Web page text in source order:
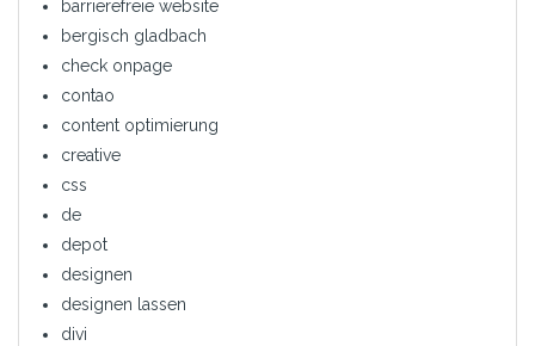
barrierefreie website
bergisch gladbach
check onpage
contao
content optimierung
creative
css
de
depot
designen
designen lassen
divi